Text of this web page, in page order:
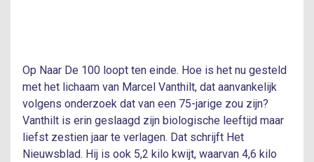
Op Naar De 100 loopt ten einde. Hoe is het nu gesteld
met het lichaam van Marcel Vanthilt, dat aanvankelijk
volgens onderzoek dat van een 75-jarige zou zijn?
Vanthilt is erin geslaagd zijn biologische leeftijd maar
liefst zestien jaar te verlagen. Dat schrijft Het
Nieuwsblad. Hij is ook 5,2 kilo kwijt, waarvan 4,6 kilo